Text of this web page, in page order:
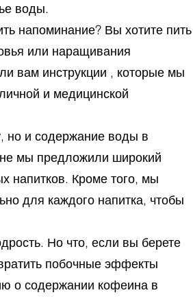
воды.
напоминание? Вы хотите пить
или наращивания
вам инструкции , которые мы
и медицинской
но и содержание воды в
мы предложили широкий
напитков. Кроме того, мы
для каждого напитка, чтобы
Но что, если вы берете
побочные эффекты
о содержании кофеина в